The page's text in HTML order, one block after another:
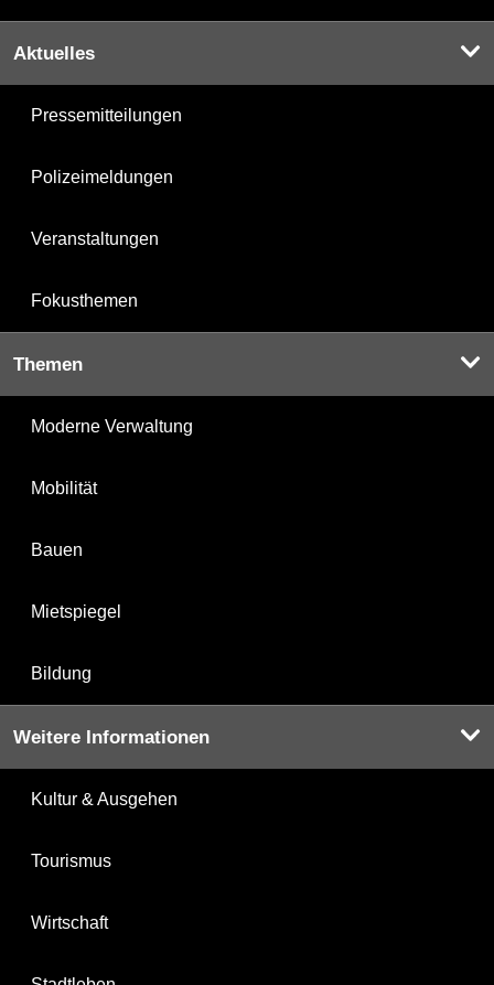
Aktuelles
Pressemitteilungen
Polizeimeldungen
Veranstaltungen
Fokusthemen
Themen
Moderne Verwaltung
Mobilität
Bauen
Mietspiegel
Bildung
Weitere Informationen
Kultur & Ausgehen
Tourismus
Wirtschaft